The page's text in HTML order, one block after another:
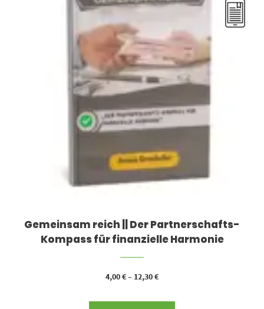
Gemeinsam reich || Der Partnerschafts-
Kompass für finanzielle Harmonie
4,00€– 12,30€